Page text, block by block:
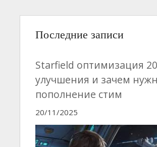
Последние записи
Starfield оптимизация
улучшения и зачем
пополнение стим
20/11/2025